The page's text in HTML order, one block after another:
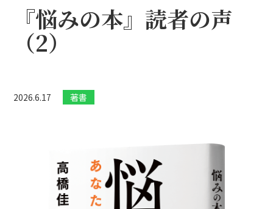
『悩みの本』読者の声
（2）
2026.6.17 著書